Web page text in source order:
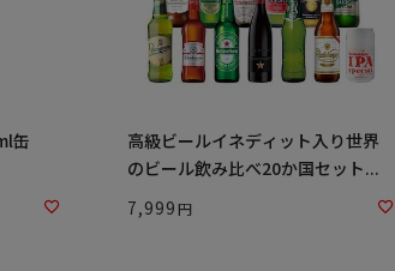
缶
高級ビールイネディット入り世界
のビール飲み比べ20か国セット...
7,999